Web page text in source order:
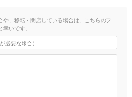
や、移転・閉店している場合は、こちらのフ
いです。